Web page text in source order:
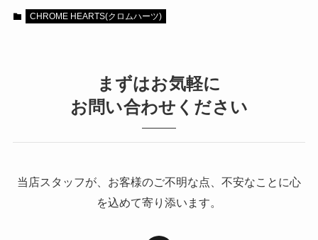
CHROME HEARTS(クロムハーツ)
まずはお気軽に
お問い合わせください
当店スタッフが、お客様のご不明な点、不安なことに心
を込めて寄り添います。